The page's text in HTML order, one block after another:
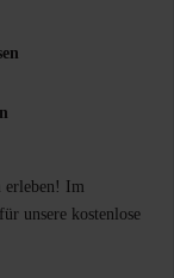
erleben! Im
unsere kostenlose